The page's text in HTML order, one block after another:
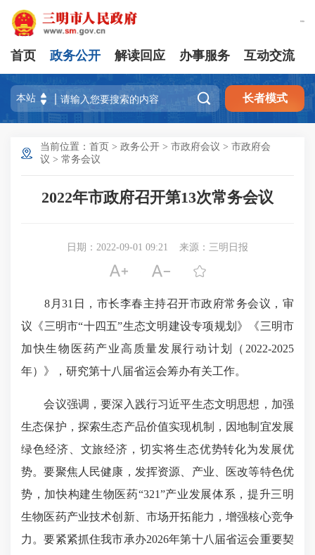
首页 政务公开 解读回应 办事服务 互动交流
 长者模式
当前位置： 首页 > 政务公开 > 市政府会议 > 市政府会
议 > 常务会议
2022年市政府召开第13次常务会议
日期：2022-09-01 09:21 来源：三明日报
  
8月31日，市长李春主持召开市政府常务会议，审
议《三明市“十四五”生态文明建设专项规划》《三明市
加快生物医药产业高质量发展行动计划（2022-2025
年）》，研究第十八届省运会筹办有关工作。
会议强调，要深入践行习近平生态文明思想，加强
生态保护，探索生态产品价值实现机制，因地制宜发展
绿色经济、文旅经济，切实将生态优势转化为发展优
势。要聚焦人民健康，发挥资源、产业、医改等特色优
势，加快构建生物医药“321”产业发展体系，提升三明
生物医药产业技术创新、市场开拓能力，增强核心竞争
力。要紧紧抓住我市承办2026年第十八届省运会重要契